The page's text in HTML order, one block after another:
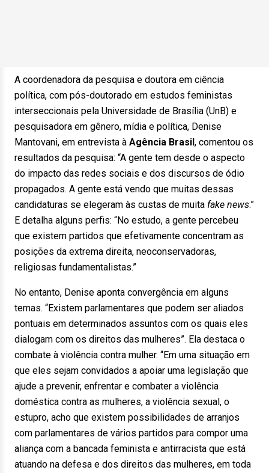
A coordenadora da pesquisa e doutora em ciência
política, com pós-doutorado em estudos feministas
interseccionais pela Universidade de Brasília (UnB) e
pesquisadora em gênero, mídia e política, Denise
Mantovani, em entrevista à Agência Brasil, comentou os
resultados da pesquisa: “A gente tem desde o aspecto
do impacto das redes sociais e dos discursos de ódio
propagados. A gente está vendo que muitas dessas
candidaturas se elegeram às custas de muita fake news.”
E detalha alguns perfis: “No estudo, a gente percebeu
que existem partidos que efetivamente concentram as
posições da extrema direita, neoconservadoras,
religiosas fundamentalistas.”
No entanto, Denise aponta convergência em alguns
temas. “Existem parlamentares que podem ser aliados
pontuais em determinados assuntos com os quais eles
dialogam com os direitos das mulheres”. Ela destaca o
combate à violência contra mulher. “Em uma situação em
que eles sejam convidados a apoiar uma legislação que
ajude a prevenir, enfrentar e combater a violência
doméstica contra as mulheres, a violência sexual, o
estupro, acho que existem possibilidades de arranjos
com parlamentares de vários partidos para compor uma
aliança com a bancada feminista e antirracista que está
atuando na defesa e dos direitos das mulheres, em toda